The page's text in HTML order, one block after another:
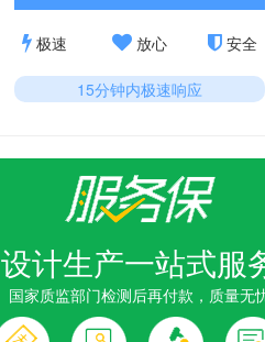
极速 放心 安全
15分钟内极速响应
设计生产一站式服
国家质监部门检测后再付款，质量无